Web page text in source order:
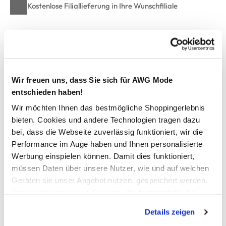
Wir freuen uns, dass Sie sich für AWG Mode
entschieden haben!
Wir möchten Ihnen das bestmögliche Shoppingerlebnis
bieten. Cookies und andere Technologien tragen dazu
bei, dass die Webseite zuverlässig funktioniert, wir die
Performance im Auge haben und Ihnen personalisierte
Werbung einspielen können. Damit dies funktioniert,
müssen Daten über unsere Nutzer, wie und auf welchen
Geräten sie unser Angebot nutzen, gespeichert werden.
werden, werden bei der Nutzung der Webseite auf jeden
Details zeigen
Kostenlose Filiallieferung in Ihre Wunschfiliale
Damen Bikini Set
hübscher Triangel-Bikini von Grinario Sports
Oberteil mit gefütterten und vorgeformten Cups
regulierbar mit herausnehmbaren Cups.
im Nacken und am Rücken zu binden
unifarben oder mit Alloverprint
Bikinihose kann seitlich gebunden werden
unifarben oder mit Alloverprint